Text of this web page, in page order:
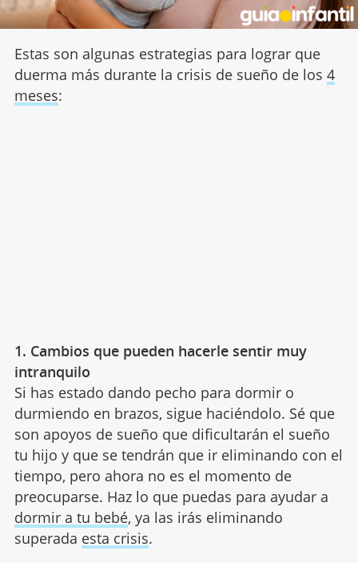
Estas son algunas estrategias para lograr que
duerma más durante la crisis de sueño de los 4
meses:
1. Cambios que pueden hacerle sentir muy
intranquilo
Si has estado dando pecho para dormir o
durmiendo en brazos, sigue haciéndolo. Sé que
son apoyos de sueño que dificultarán el sueño
tu hijo y que se tendrán que ir eliminando con el
tiempo, pero ahora no es el momento de
preocuparse. Haz lo que puedas para ayudar a
dormir a tu bebé, ya las irás eliminando
superada esta crisis.